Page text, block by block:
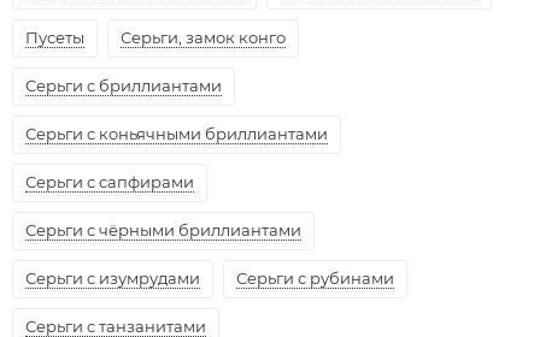
Пусеты Серьги, замок конго
Серьги с бриллиантами
Серьги с коньячными бриллиантами
Серьги с сапфирами
Серьги с чёрными бриллиантами
Серьги с изумрудами Серьги с рубинами
Серьги с танзанитами